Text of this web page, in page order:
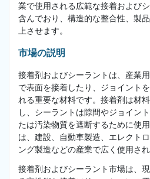
業で使用される広範な接着および
含んでおり、構造的な整合性、製
上させます。
市場の説明
接着剤およびシーラントは、産業
で表面を接着したり、ジョイント
れる重要な材料です。接着剤は材
し、シーラントは隙間やジョイン
たは汚染物質を遮断するために使
は、建設、自動車製造、エレクト
ング製造などの産業で広く使用され
接着剤およびシーラント市場は、